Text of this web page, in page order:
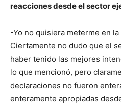
reacciones desde el sector
-Yo no quisiera meterme en
Ciertamente no dudo que el
haber tenido las mejores
lo que mencionó, pero
declaraciones no fueron
enteramente apropiadas